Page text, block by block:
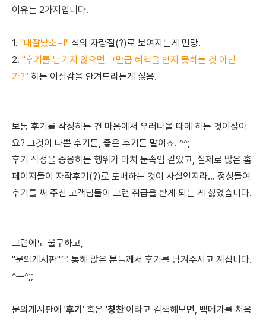
이유는 2가지입니다.
1. "내잘났소~!" 식의 자랑질(?)로 보여지는게 민망.
2. "후기를 남기지 않으면 그만큼 혜택을 받지 못하는 것 아닌
가?" 하는 이질감을 안겨드리는게 싫음.
보통 후기를 작성하는 건 마음에서 우러나올 때에 하는 것이잖아
요? 그것이 나쁜 후기든, 좋은 후기든 말이죠. ^^;
후기 작성을 종용하는 행위가 마치 눈속임 같았고, ​실제로 많은 홈
페이지들이 자작후기(?)로 도배하는 것이 사실인지라... 정성들여
후기를 써 주신 고객님들이 그런 취급을 받게 되는 게 싫었습니다.
​그럼에도 불구하고,
"문의게시판"을 통해 많은 분들께서 후기를 남겨주시고 계십니다.
^ㅡ^;;
문의게시판에 '후기 ' 혹은 '칭찬'이라고 검색해보면, 백메가를 처음